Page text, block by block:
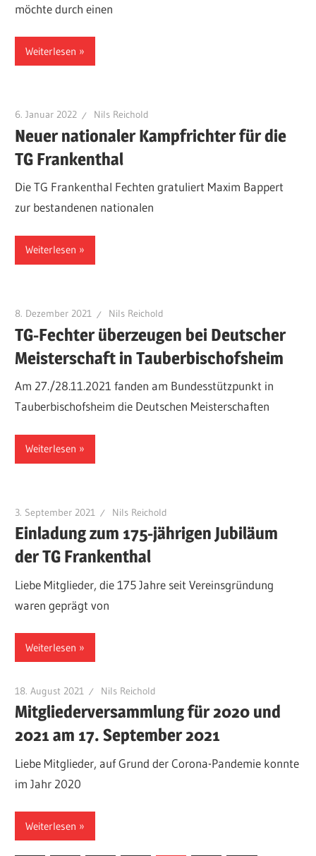
möchte durch einen
Weiterlesen
6. Januar 2022 Nils Reichold
Neuer nationaler Kampfrichter für die
TG Frankenthal
Die TG Frankenthal Fechten gratuliert Maxim Bappert
zur bestandenen nationalen
Weiterlesen
8. Dezember 2021 Nils Reichold
TG-Fechter überzeugen bei Deutscher
Meisterschaft in Tauberbischofsheim
Am 27./28.11.2021 fanden am Bundesstützpunkt in
Tauberbischofsheim die Deutschen Meisterschaften
Weiterlesen
3. September 2021 Nils Reichold
Einladung zum 175-jährigen Jubiläum
der TG Frankenthal
Liebe Mitglieder, die 175 Jahre seit Vereinsgründung
waren geprägt von
Weiterlesen
18. August 2021 Nils Reichold
Mitgliederversammlung für 2020 und
2021 am 17. September 2021
Liebe Mitglieder, auf Grund der Corona-Pandemie konnte
im Jahr 2020
Weiterlesen